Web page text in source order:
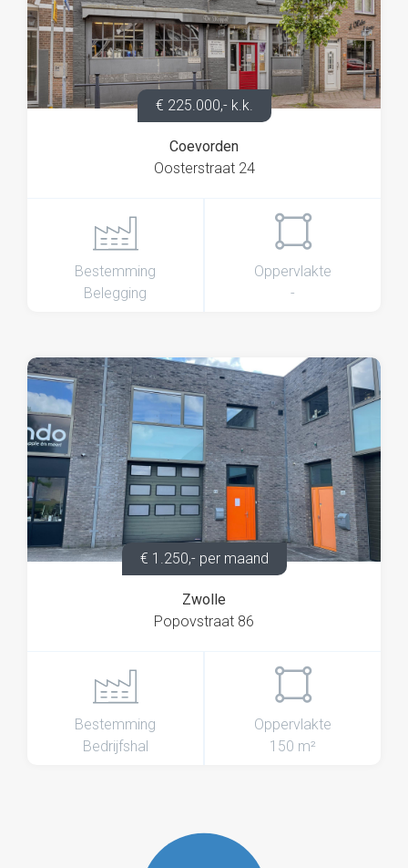
€ 225.000,- k.k.
Coevorden
Oosterstraat 24
Bestemming
Belegging
Oppervlakte
-
€ 1.250,- per maand
Zwolle
Popovstraat 86
Bestemming
Bedrijfshal
Oppervlakte
150 m²